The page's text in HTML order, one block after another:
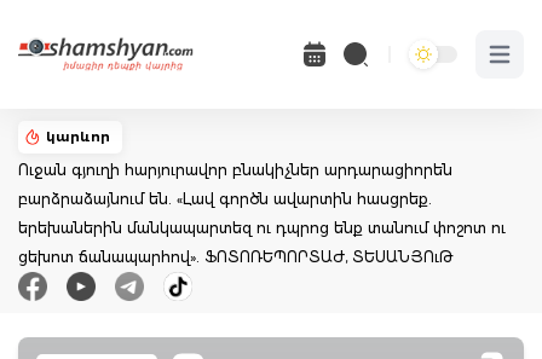
Open
կարևոր
Ուջան գյուղի հարյուրավոր բնակիչներ արդարացիորեն
բարձրաձայնում են. «Լավ գործն ավարտին հասցրեք.
երեխաներին մանկապարտեզ ու դպրոց ենք տանում փոշոտ ու
ցեխոտ ճանապարհով». ՖՈՏՈՌԵՊՈՐՏԱԺ, ՏԵՍԱՆՅՈւԹ